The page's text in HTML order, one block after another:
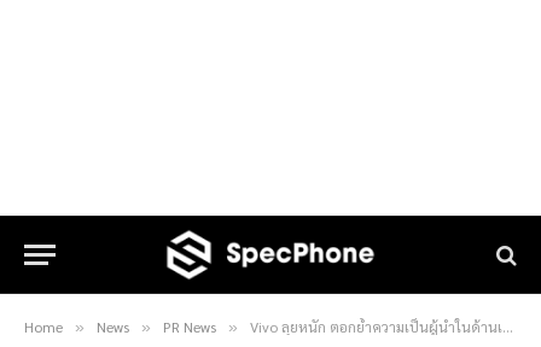
Home » News » PR News » Vivo ลุยหนัก ตอกย้ำความเป็นผู้นำในด้านเซลฟี่กับรุ่นใหม่ Vivo V5s ด้วยกล้องหน้าความละเอียดสูงถึง 20 ล้านพิกเซลพร้อม Selfie softlight